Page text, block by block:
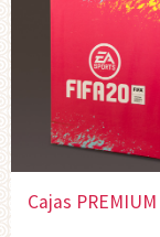
Cajas PREMIUM